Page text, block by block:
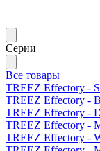
Серии
Все товары
TREEZ Effectory -
TREEZ Effectory -
TREEZ Effectory -
TREEZ Effectory -
TREEZ Effectory -